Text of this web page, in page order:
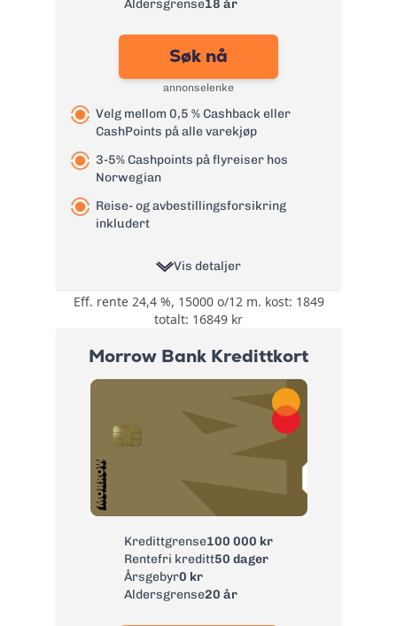
papirfaktura:
45 kr
35 kr
Overtrekksgebyr:
125 kr
Les mer om Re:member Black
Aldersgrense18 år
Søk nå
annonselenke
Velg mellom 0,5 % Cashback eller
CashPoints på alle varekjøp
3-5% Cashpoints på flyreiser hos
Norwegian
Reise- og avbestillingsforsikring
inkludert
Vis detaljer
Bonus:
0,5% på all bruk på
kortet i cashback
3-5% Cashpoints på
Reise- og
avbestillingsforsikring
- 6 valgfrie
Tannhelseforsikring,
Betalingsforsikring
Betalingsforsikring
lån, Helårs
reiseforsirng,
Leiebilsforsikring
Eff. rente 24,4 %, 15000 o/12 m. kost: 1849
totalt: 16849 kr
Morrow Bank Kredittkort
Kredittgrense100 000 kr
Rentefri kreditt50 dager
Årsgebyr0 kr
Aldersgrense20 år